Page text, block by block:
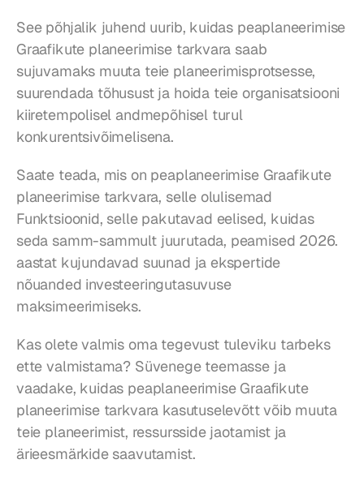
See põhjalik juhend uurib, kuidas peaplaneerimise
Graafikute planeerimise tarkvara saab
sujuvamaks muuta teie planeerimisprotsesse,
suurendada tõhusust ja hoida teie organisatsiooni
kiiretempolisel andmepõhisel turul
konkurentsivõimelisena.
Saate teada, mis on peaplaneerimise Graafikute
planeerimise tarkvara, selle olulisemad
Funktsioonid, selle pakutavad eelised, kuidas
seda samm-sammult juurutada, peamised 2026.
aastat kujundavad suunad ja ekspertide
nõuanded investeeringutasuvuse
maksimeerimiseks.
Kas olete valmis oma tegevust tuleviku tarbeks
ette valmistama? Süvenege teemasse ja
vaadake, kuidas peaplaneerimise Graafikute
planeerimise tarkvara kasutuselevõtt võib muuta
teie planeerimist, ressursside jaotamist ja
ärieesmärkide saavutamist.